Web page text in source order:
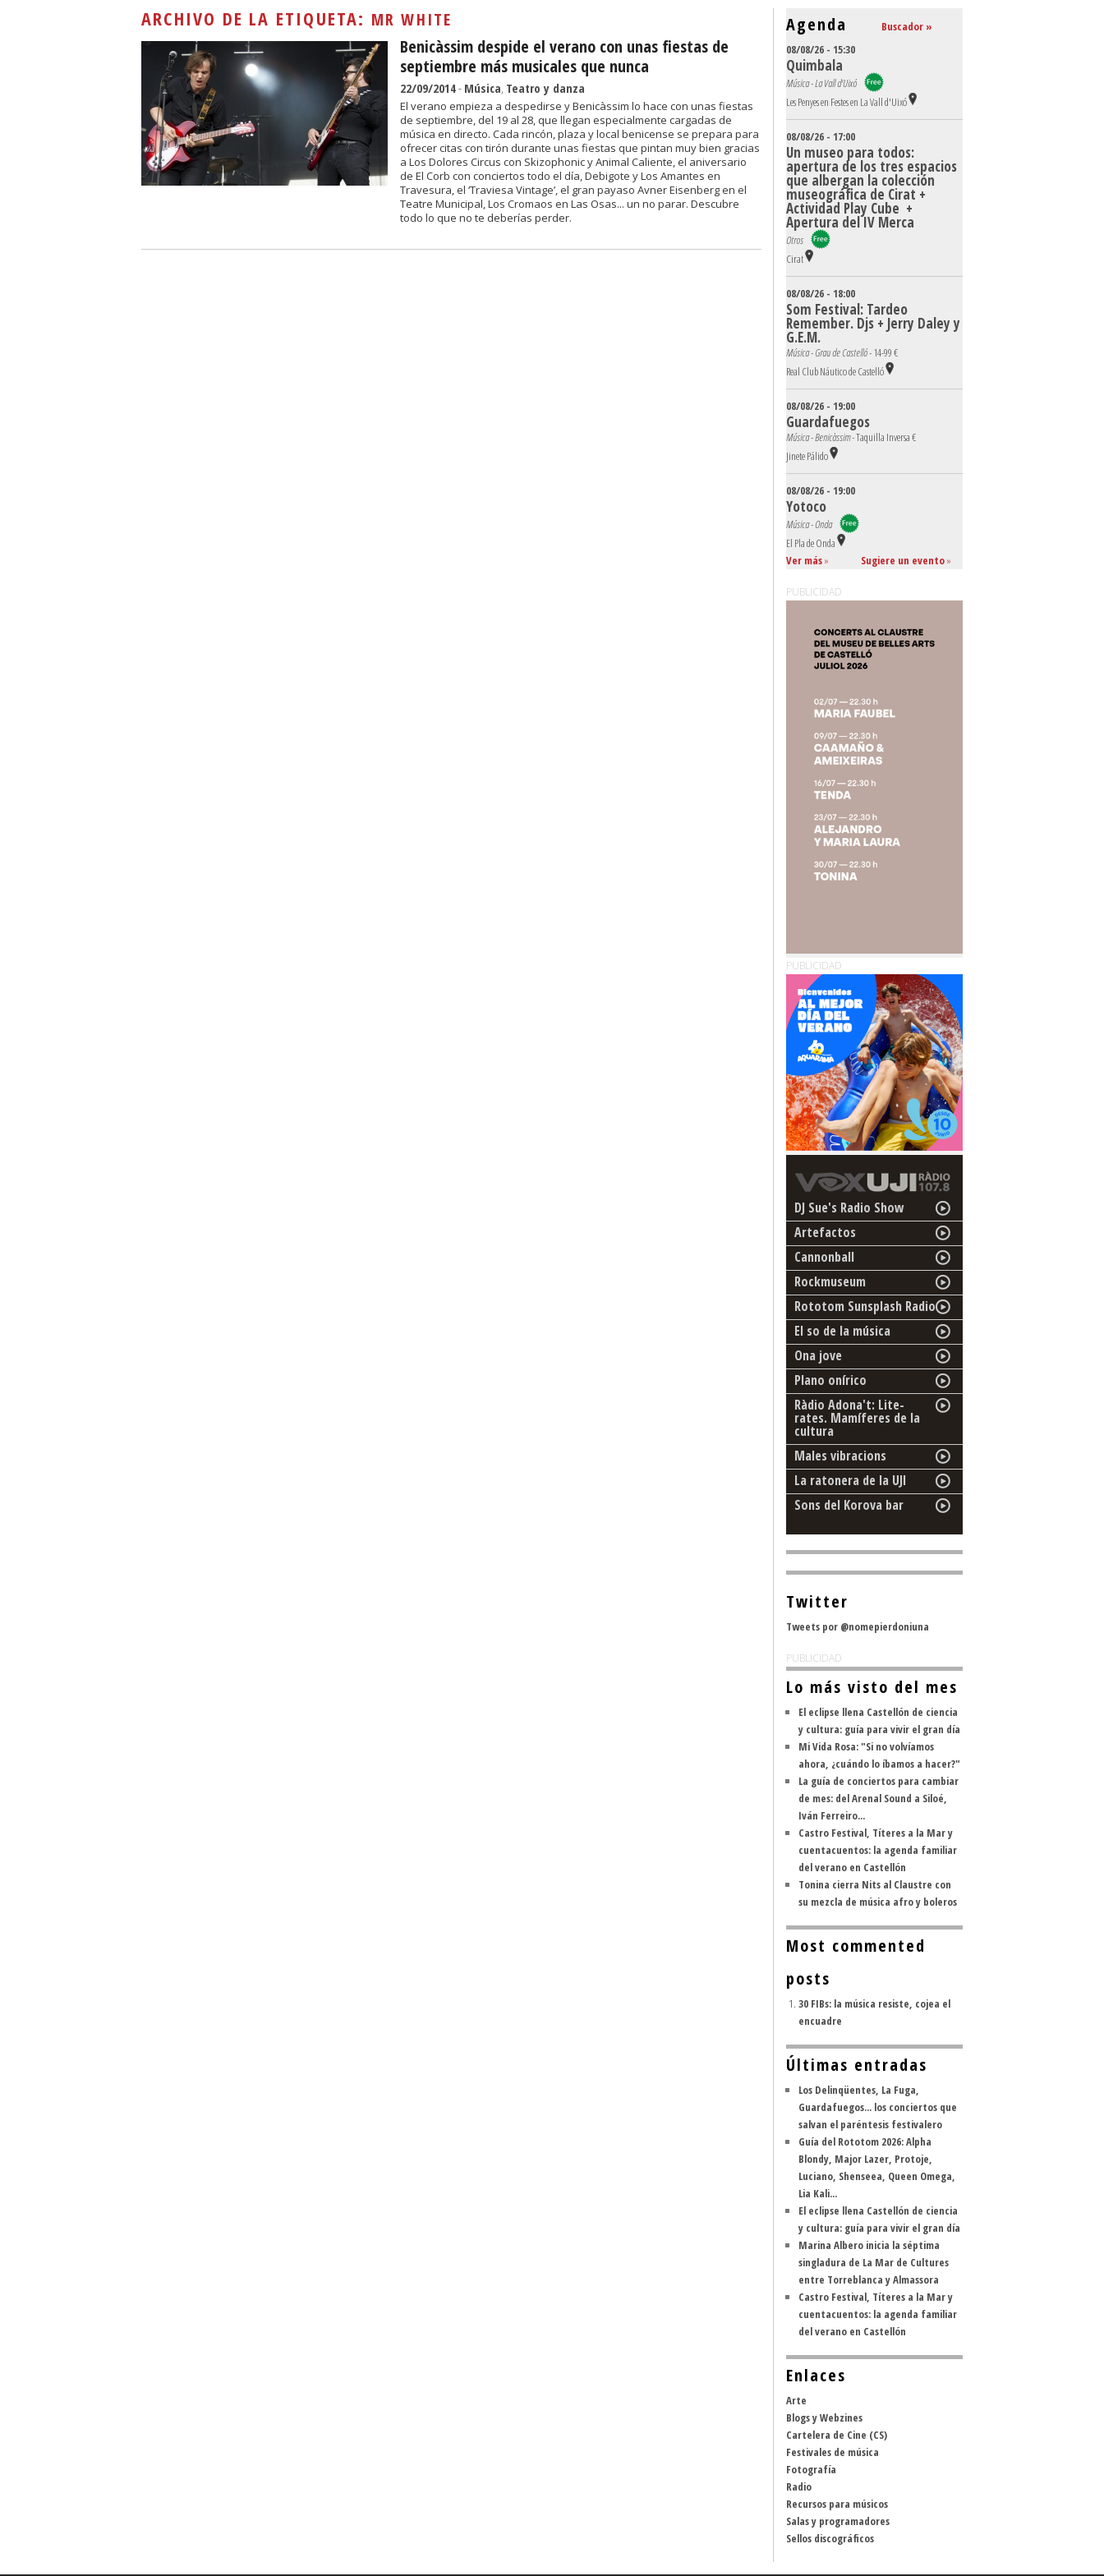
ARCHIVO DE LA ETIQUETA: MR WHITE
Benicàssim despide el verano con unas fiestas de
septiembre más musicales que nunca
22/09/2014- Música, Teatro y danza
El verano empieza a despedirse y Benicàssim lo hace con unas fiestas
de septiembre, del 19 al 28, que llegan especialmente cargadas de
música en directo. Cada rincón, plaza y local benicense se prepara para
ofrecer citas con tirón durante unas fiestas que pintan muy bien gracias
a Los Dolores Circus con Skizophonic y Animal Caliente, el aniversario
de El Corb con conciertos todo el día, Debigote y Los Amantes en
Travesura, el ‘Traviesa Vintage’, el gran payaso Avner Eisenberg en el
Teatre Municipal, Los Cromaos en Las Osas... un no parar. Descubre
todo lo que no te deberías perder.
Agenda
Buscador »
08/08/26 - 15:30
Quimbala
Música - La Vall d'Uixó
Les Penyes en Festes en La Vall d'Uixó
08/08/26 - 17:00
Un museo para todos:
apertura de los tres espacios
que albergan la colección
museográfica de Cirat +
Actividad Play Cube +
Apertura del IV Merca
Otros
Cirat
08/08/26 - 18:00
Som Festival: Tardeo
Remember. Djs + Jerry Daley y
G.E.M.
Música - Grau de Castelló -14-99 €
Real Club Náutico de Castelló
08/08/26 - 19:00
Guardafuegos
Música - Benicàssim -Taquilla Inversa €
Jinete Pálido
08/08/26 - 19:00
Yotoco
Música - Onda
El Pla de Onda
Ver más» Sugiere un evento»
PUBLICIDAD
PUBLICIDAD
DJ Sue's Radio Show
Artefactos
Cannonball
Rockmuseum
Rototom Sunsplash Radio
El so de la música
Ona jove
Plano onírico
Ràdio Adona't: Lite-
rates. Mamíferes de la
cultura
Males vibracions
La ratonera de la UJI
Sons del Korova bar
Twitter
Tweets por @nomepierdoniuna
PUBLICIDAD
Lo más visto del mes
El eclipse llena Castellón de ciencia
y cultura: guía para vivir el gran día
Mi Vida Rosa: "Si no volvíamos
ahora, ¿cuándo lo íbamos a hacer?"
La guía de conciertos para cambiar
de mes: del Arenal Sound a Siloé,
Iván Ferreiro...
Castro Festival, Títeres a la Mar y
cuentacuentos: la agenda familiar
del verano en Castellón
Tonina cierra Nits al Claustre con
su mezcla de música afro y boleros
Most commented
posts
30 FIBs: la música resiste, cojea el
encuadre
Últimas entradas
Los Delinqüentes, La Fuga,
Guardafuegos... los conciertos que
salvan el paréntesis festivalero
Guía del Rototom 2026: Alpha
Blondy, Major Lazer, Protoje,
Luciano, Shenseea, Queen Omega,
Lia Kali...
El eclipse llena Castellón de ciencia
y cultura: guía para vivir el gran día
Marina Albero inicia la séptima
singladura de La Mar de Cultures
entre Torreblanca y Almassora
Castro Festival, Títeres a la Mar y
cuentacuentos: la agenda familiar
del verano en Castellón
Enlaces
Arte
Blogs y Webzines
Cartelera de Cine (CS)
Festivales de música
Fotografía
Radio
Recursos para músicos
Salas y programadores
Sellos discográficos